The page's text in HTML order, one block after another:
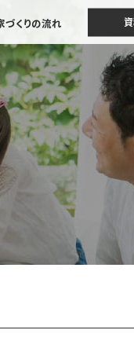
づくりの流れ